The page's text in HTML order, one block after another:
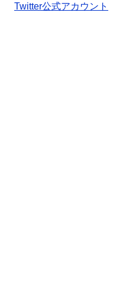
Twitter公式アカウント